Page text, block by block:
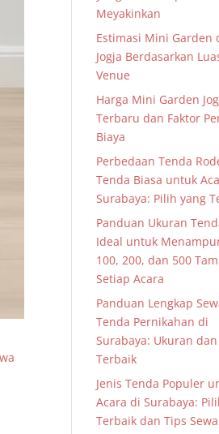
Meyakinkan
Estimasi Mini Garden
Jogja Berdasarkan
Venue
Harga Mini Garden
Terbaru dan Faktor
Biaya
Perbedaan Tenda
Tenda Biasa untuk
Surabaya: Pilih yang
Panduan Ukuran
Ideal untuk
100, 200, dan 500
Setiap Acara
Panduan Lengkap
Tenda Pernikahan di
Surabaya: Ukuran dan
Terbaik
Jenis Tenda Populer
Acara di Surabaya:
Terbaik dan Tips Sewa